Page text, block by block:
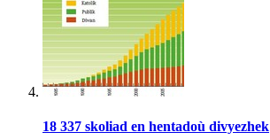
18 337 skoliad en hentadoù divyezhek